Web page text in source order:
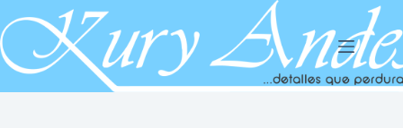
al
contenido